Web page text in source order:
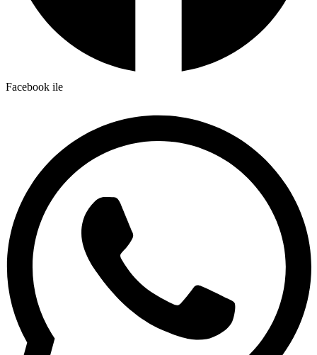
Facebook ile